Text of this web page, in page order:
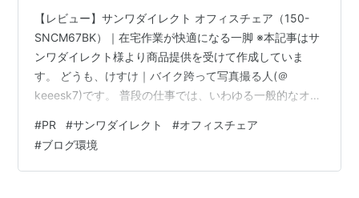
【レビュー】サンワダイレクト オフィスチェア（150-
SNCM67BK）｜在宅作業が快適になる一脚 ※本記事はサ
ンワダイレクト様より商品提供を受けて作成していま
す。 どうも、けすけ｜バイク跨って写真撮る人(＠
keeesk7)です。 普段の仕事では、いわゆる一般的なオフ
って長時間座って作業するなら、オフィスチェアが一番
バランスの良い選択なのではと感じていました。 そんな
タイミングで、サンワダイレクト様のサンバサダーとし
#PR #サンワダイレクト #オフィスチェア
#ブログ環境